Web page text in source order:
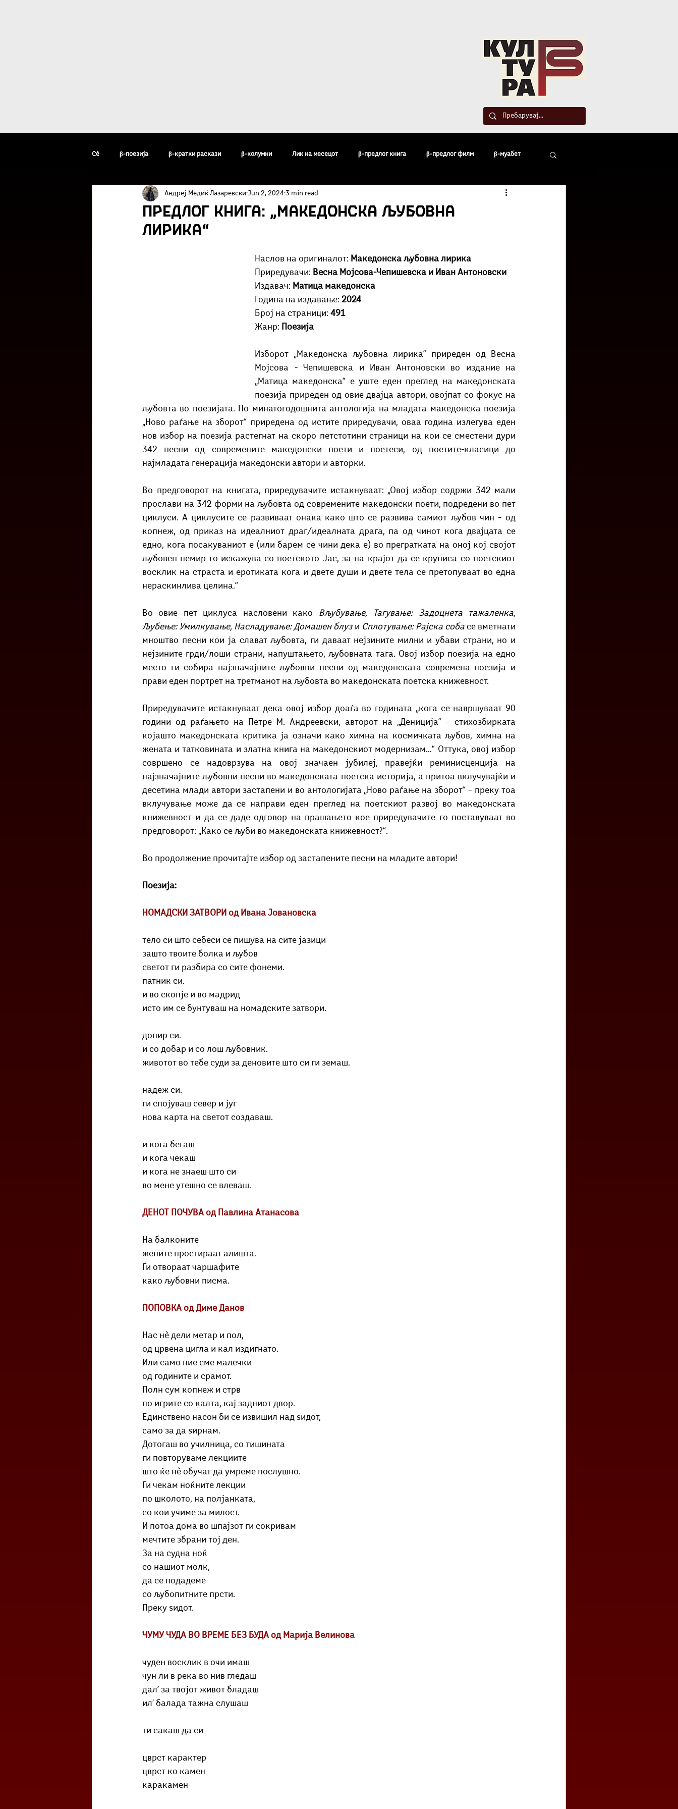
Сè β-поезија β-кратки раскази β-колумни Лик на месецот β-предлог книга β-предлог филм β-муабет
β-уметник на неделата β-фактопедија Бисери Воздишки
Културоглед Мелемузика
Предлог книга: „Македонска љубовна
лирика“
Андреј Медиќ Лазаревски Jun 2, 2024 3 min read
Наслов на оригиналот: Македонска љубовна лирика
Приредувачи: Весна Мојсова-Чепишевска и Иван Антоновски
Издавач: Матица македонска
Година на издавање: 2024
Број на страници: 491
Жанр: Поезија
Изборот „Македонска љубовна лирика“ приреден од Весна
Мојсова - Чепишевска и Иван Антоновски во издание на
„Матица македонска“ е уште еден преглед на македонската
поезија приреден од овие двајца автори, овојпат со фокус на
љубовта во поезијата. По минатогодошнита антологија на младата македонска поезија
„Ново раѓање на зборот“ приредена од истите приредувачи, оваа година излегува еден
нов избор на поезија растегнат на скоро петстотини страници на кои се сместени дури
342 песни од современите македонски поети и поетеси, од поетите-класици до
најмладата генерација македонски автори и авторки.
Во предговорот на книгата, приредувачите истакнуваат: „Овој избор содржи 342 мали
прослави на 342 форми на љубовта од современите македонски поети, подредени во пет
циклуси. А циклусите се развиваат онака како што се развива самиот љубов чин – од
копнеж, од приказ на идеалниот драг/идеалната драга, па од чинот кога двајцата се
едно, кога посакуваниот е (или барем се чини дека е) во прегратката на оној кој својот
љубовен немир го искажува со поетското Јас, за на крајот да се круниса со поетскиот
восклик на страста и еротиката кога и двете души и двете тела се претопуваат во една
нераскинлива целина.“
Во овие пет циклуса насловени како Вљубување, Тагување: Задоцнета тажаленка,
Љубење: Умилкување, Насладување: Домашен блуз и Сплотување: Рајска соба се вметнати
мноштво песни кои ја слават љубовта, ги даваат нејзините милни и убави страни, но и
нејзините грди/лоши страни, напуштањето, љубовната тага. Овој избор поезија на едно
место ги собира најзначајните љубовни песни од македонската современа поезија и
прави еден портрет на третманот на љубовта во македонската поетска книжевност.
Приредувачите истакнуваат дека овој избор доаѓа во годината „кога се навршуваат 90
години од раѓањето на Петре М. Андреевски, авторот на „Дениција“ – стихозбирката
којашто македонската критика ја означи како химна на космичката љубов, химна на
жената и татковината и златна книга на македонскиот модернизам…“ Оттука, овој избор
совршено се надоврзува на овој значаен јубилеј, правејќи реминисценција на
најзначајните љубовни песни во македонската поетска историја, а притоа вклучувајќи и
десетина млади автори застапени и во антологијата „Ново раѓање на зборот“ – преку тоа
вклучување може да се направи еден преглед на поетскиот развој во македонската
книжевност и да се даде одговор на прашањето кое приредувачите го поставуваат во
предговорот: „Како се љуби во македонската книжевност?“.
Во продолжение прочитајте избор од застапените песни на младите автори!
Поезија:
НОМАДСКИ ЗАТВОРИ од Ивана Јовановска
тело си што себеси се пишува на сите јазици
зашто твоите болка и љубов
светот ги разбира со сите фонеми.
патник си.
и во скопје и во мадрид
исто им се бунтуваш на номадските затвори.
допир си.
и со добар и со лош љубовник.
животот во тебе суди за деновите што си ги земаш.
надеж си.
ги спојуваш север и југ
нова карта на светот создаваш.
и кога бегаш
и кога чекаш
и кога не знаеш што си
во мене утешно се влеваш.
ДЕНОТ ПОЧУВА од Павлина Атанасова
На балконите
жените простираат алишта.
Ги отвораат чаршафите
како љубовни писма.
ПОПОВКА од Диме Данов
Нас нѐ дели метар и пол,
од црвена цигла и кал издигнато.
Или само ние сме малечки
од годините и срамот.
Полн сум копнеж и стрв
по игрите со калта, кај задниот двор.
Единствено насон би се извишил над ѕидот,
само за да ѕирнам.
Дотогаш во училница, со тишината
ги повторуваме лекциите
што ќе нѐ обучат да умреме послушно.
Ги чекам ноќните лекции
по школото, на полјанката,
со кои учиме за милост.
И потоа дома во шпајзот ги сокривам
мечтите збрани тој ден.
За на судна ноќ
со нашиот молк,
да се подадеме
со љубопитните прсти.
Преку ѕидот.
ЧУМУ ЧУДА ВО ВРЕМЕ БЕЗ БУДА од Марија Велинова
чуден восклик в очи имаш
чун ли в река во нив гледаш
дал’ за твојот живот бладаш
ил’ балада тажна слушаш
ти сакаш да си
цврст карактер
цврст ко камен
каракамен